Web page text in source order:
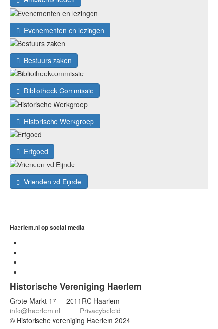
Evenementen en lezingen
Bestuurs zaken
Bibliotheek Commissie
Historische Werkgroep
Erfgoed
Vrienden vd Eijnde
Haerlem.nl op social media
Historische Vereniging Haerlem
Grote Markt 17 2011RC Haarlem
info@haerlem.nl
Privacybeleid
© Historische vereniging Haerlem 2024